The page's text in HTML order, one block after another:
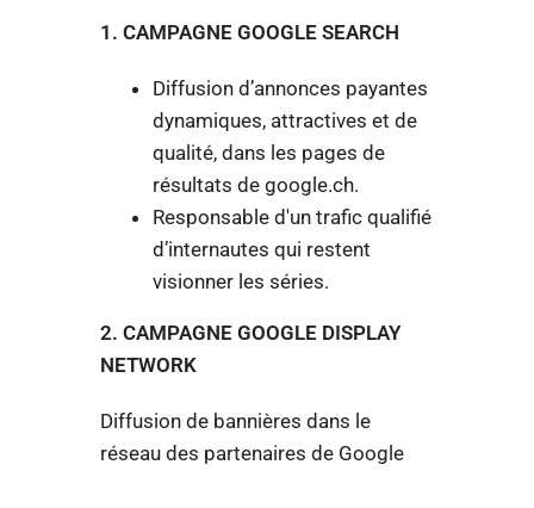
1. CAMPAGNE GOOGLE SEARCH
Diffusion d’annonces payantes
dynamiques, attractives et de
qualité, dans les pages de
résultats de google.ch.
Responsable d'un trafic qualifié
d’internautes qui restent
visionner les séries.
2. CAMPAGNE GOOGLE DISPLAY
NETWORK
Diffusion de bannières dans le
réseau des partenaires de Google